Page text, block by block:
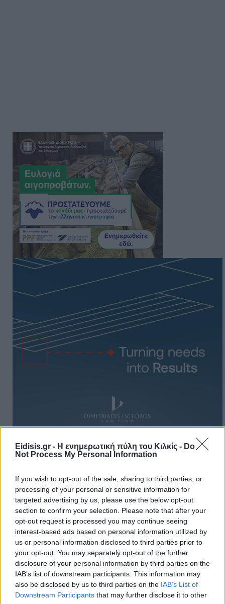
Eidisis.gr - Η ενημερωτική πύλη του Κιλκίς - Do
Not Process My Personal Information
If you wish to opt-out of the sale, sharing to third parties, or
processing of your personal or sensitive information for
targeted advertising by us, please use the below opt-out
section to confirm your selection. Please note that after your
opt-out request is processed you may continue seeing
interest-based ads based on personal information utilized by
us or personal information disclosed to third parties prior to
your opt-out. You may separately opt-out of the further
disclosure of your personal information by third parties on the
IAB’s list of downstream participants. This information may
also be disclosed by us to third parties on the IAB’s List of
Downstream Participants that may further disclose it to other
Πρωινή